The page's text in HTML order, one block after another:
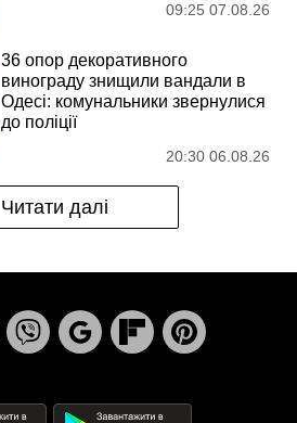
09:25 07.08.26
36 опор декоративного
винограду знищили вандали в
Одесі: комунальники звернулися
до поліції
20:30 06.08.26
Читати далі